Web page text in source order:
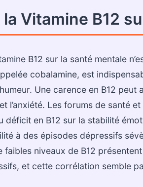
Vitamine B12
B12 sur la santé mentale
cobalamine, est
Une carence en B12
l’anxiété. Les forums de santé
déficit en B12 sur la stabilité
à des épisodes dépressifs
faibles niveaux de B12
et cette corrélation semble